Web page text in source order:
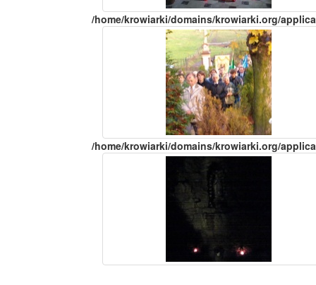
/home/krowiarki/domains/krowiarki.org/
/home/krowiarki/domains/krowiarki.org/